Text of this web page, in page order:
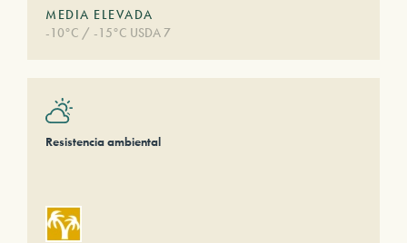
MEDIA ELEVADA
-10°C / -15°C USDA 7
Resistencia ambiental